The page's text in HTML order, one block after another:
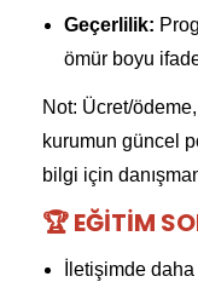
Geçerlilik:
ömür boyu
Not: Ücret/
kurumun güncel
bilgi için
🏆 EĞITIM
İletişimde